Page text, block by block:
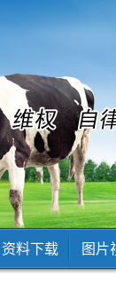
资料下载 图片